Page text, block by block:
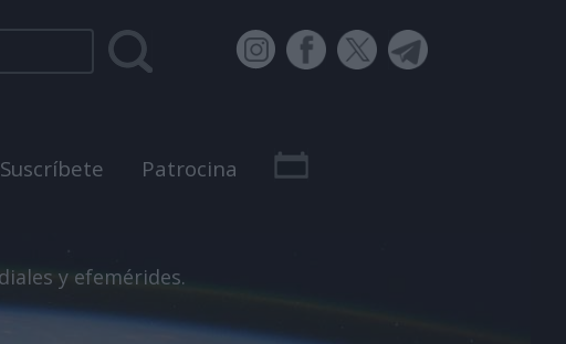
Suscríbete Patrocina
y efemérides.